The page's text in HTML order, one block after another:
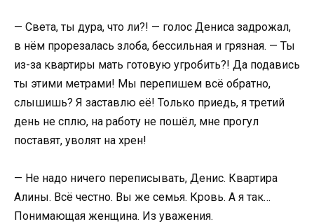
— Света, ты дура, что ли?! — голос Дениса задрожал,
в нём прорезалась злоба, бессильная и грязная. — Ты
из-за квартиры мать готовую угробить?! Да подавись
ты этими метрами! Мы перепишем всё обратно,
слышишь? Я заставлю её! Только приедь, я третий
день не сплю, на работу не пошёл, мне прогул
поставят, уволят на хрен!
— Не надо ничего переписывать, Денис. Квартира
Алины. Всё честно. Вы же семья. Кровь. А я так…
Понимающая женщина. Из уважения.